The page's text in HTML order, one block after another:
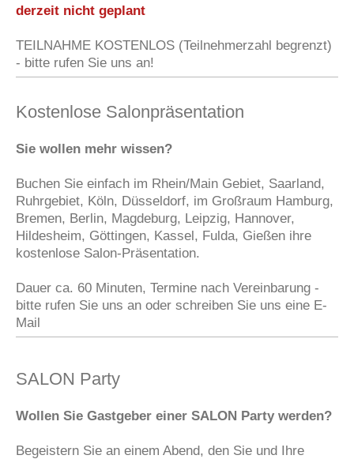
derzeit nicht geplant
TEILNAHME KOSTENLOS (Teilnehmerzahl begrenzt)
- bitte rufen Sie uns an!
Kostenlose Salonpräsentation
Sie wollen mehr wissen?
Buchen Sie einfach im Rhein/Main Gebiet, Saarland,
Ruhrgebiet, Köln, Düsseldorf, im Großraum Hamburg,
Bremen, Berlin, Magdeburg, Leipzig, Hannover,
Hildesheim, Göttingen, Kassel, Fulda, Gießen ihre
kostenlose Salon-Präsentation.
Dauer ca. 60 Minuten, Termine nach Vereinbarung -
bitte rufen Sie uns an oder schreiben Sie uns eine E-
Mail
SALON Party
Wollen Sie Gastgeber einer SALON Party werden?
Begeistern Sie an einem Abend, den Sie und Ihre